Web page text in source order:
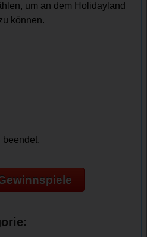
um an dem Holidayland
können.
beendet.